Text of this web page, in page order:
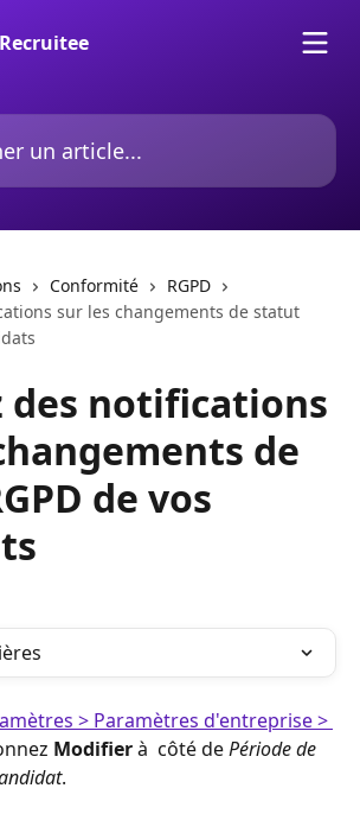
Conformité
RGPD
sur les changements de statut
des notifications
de
de vos
> Paramètres d'entreprise >
Modifier à  côté de Période de
.